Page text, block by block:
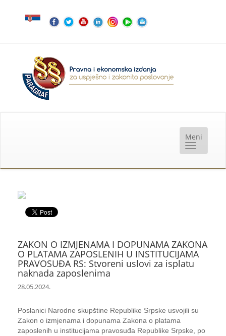
ZAKON O IZMJENAMA I DOPUNAMA ZAKONA
O PLATAMA ZAPOSLENIH U INSTITUCIJAMA
PRAVOSUĐA RS: Stvoreni uslovi za isplatu
naknada zaposlenima
28.05.2024.
Poslanici Narodne skupštine Republike Srpske usvojili su
Zakon o izmjenama i dopunama Zakona o platama
zaposlenih u institucijama pravosuđa Republike Srpske, po